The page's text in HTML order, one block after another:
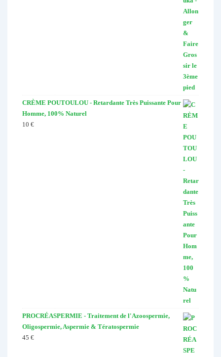
CRÈME POUTOULOU - Retardante Très Puissante Pour
Homme, 100% Naturel
10 €
PROCRÉASPERMIE - Traitement de l'Azoospermie,
Oligospermie, Aspermie & Tératospermie
45 €